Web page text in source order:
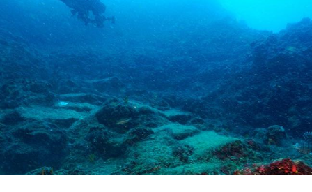
Birleşmiş Milletler Eğitim, Bilim ve Kültür
Örgütünün (UNESCO) Fransa'nın başkenti
Paris'teki genel merkezinde düzenlenen
konferansta, Türkiye'de bulunan dünyanın en
eski gemi batığı tanıtıldı.